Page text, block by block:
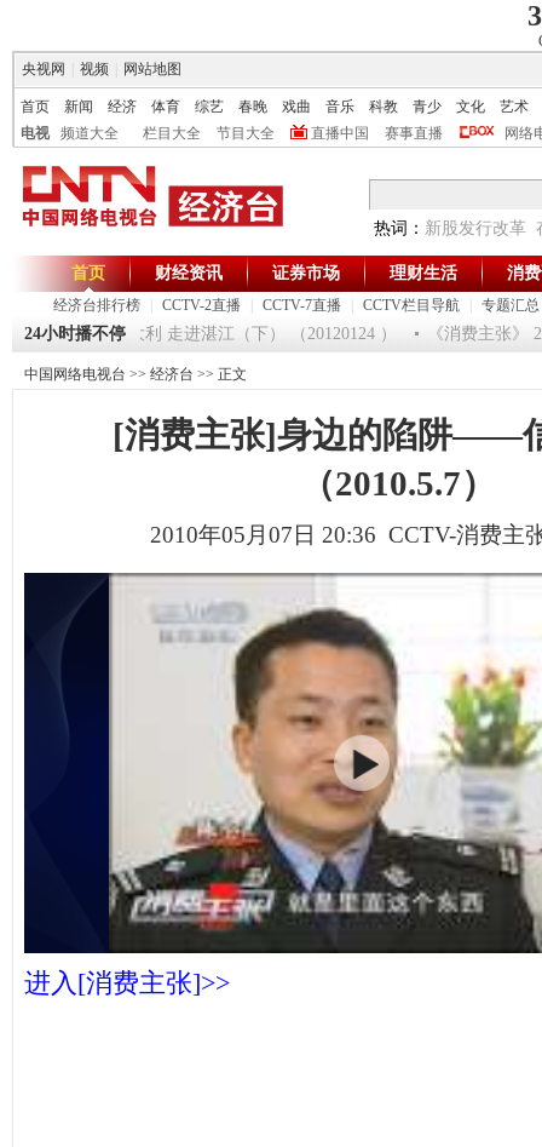
央视网
视频 网站地图
首页 新闻 经济 体育 综艺 春晚 戏曲 音乐 科教 青少 文化
艺术
电视
频道大全 栏目大全 节目大全 直播中国 赛事直播 网络
热词： 新股发行改革
首页
经济台排行榜 CCTV-2直播 CCTV-7直播 CCTV栏目导航 专题汇总
财经资讯 证券市场 理财生活 消
24小时播不停
[生财有道]大集大利 走进湛江（下） （20120124 ） 《消费主张》
中国网络电视台 >> 经济台 >> 正文
[消费主张]身边的陷阱——
（2010.5.7）
2010年05月07日 20:36 CCTV-消费主
进入[消费主张]>>